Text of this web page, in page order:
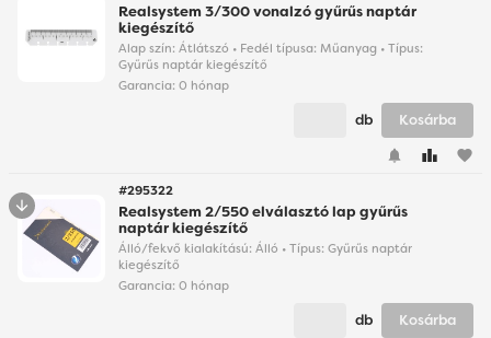
Realsystem 3/300 vonalzó gyűrűs naptár
kiegészítő
Alap szín: Átlátszó • Fedél típusa: Műanyag • Típus:
Gyűrűs naptár kiegészítő
Garancia: 0 hónap
favorite
db Kosárba
#295322
Realsystem 2/550 elválasztó lap gyűrűs
naptár kiegészítő
Álló/fekvő kialakítású: Álló • Típus: Gyűrűs naptár
kiegészítő
Garancia: 0 hónap
db Kosárba